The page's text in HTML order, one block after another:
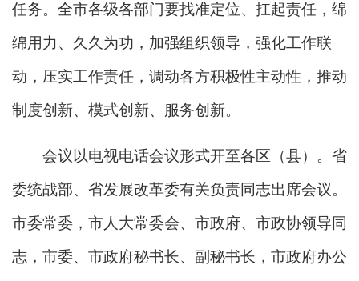
任务。全市各级各部门要找准定位、扛起责任，绵
绵用力、久久为功，加强组织领导，强化工作联
动，压实工作责任，调动各方积极性主动性，推动
制度创新、模式创新、服务创新。
会议以电视电话会议形式开至各区（县）。省
委统战部、省发展改革委有关负责同志出席会议。
市委常委，市人大常委会、市政府、市政协领导同
志，市委、市政府秘书长、副秘书长，市政府办公